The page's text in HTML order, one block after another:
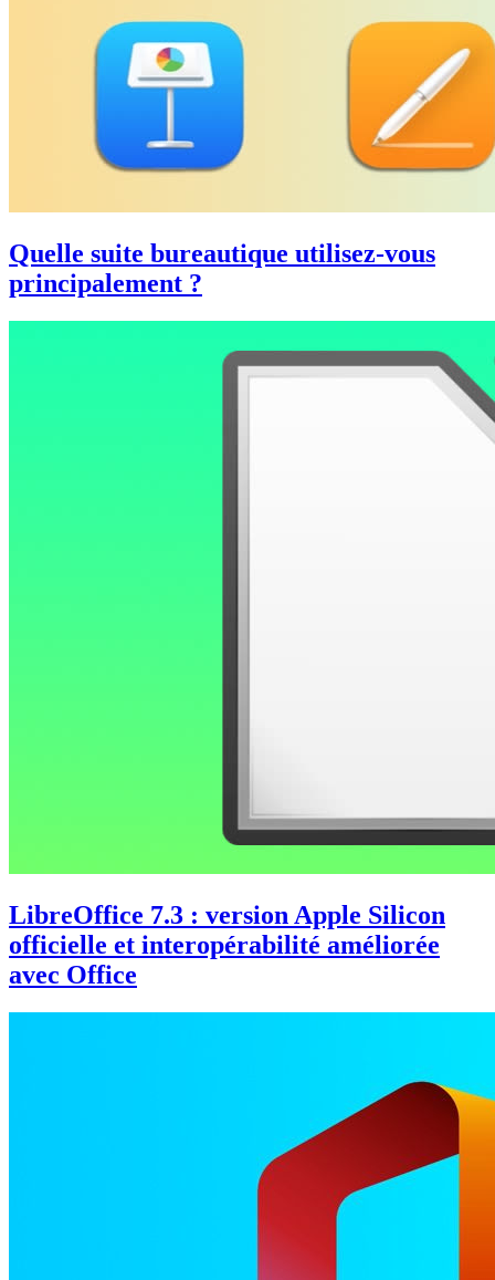
Quelle suite bureautique utilisez-vous
principalement ?
LibreOffice 7.3 : version Apple Silicon
officielle et interopérabilité améliorée
avec Office